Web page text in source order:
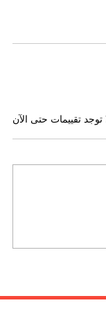
توجد تقييمات حتى الآن